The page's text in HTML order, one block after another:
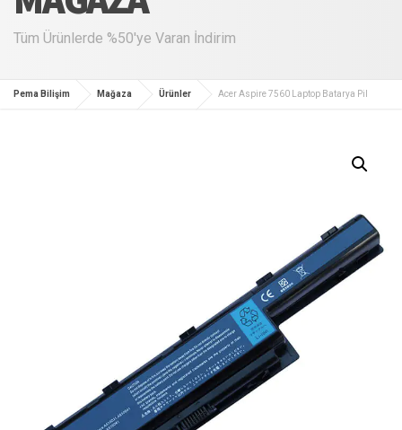
Tüm Ürünlerde %50'ye Varan İndirim
Pema Bilişim Mağaza Ürünler Acer Aspire 7560 Laptop Batarya Pil